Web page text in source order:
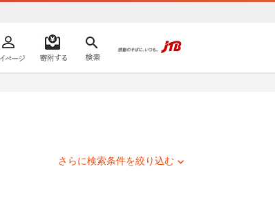
さらに検索条件を絞り込む